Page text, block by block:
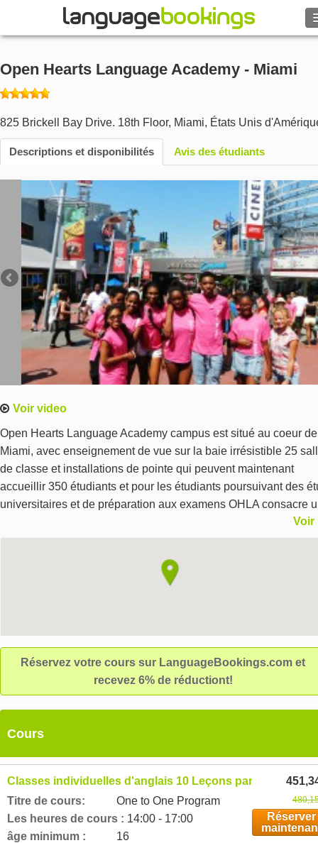
Contactez-nous
PARCOURIR
Se connecter
Aide
Monnaie €
Langue
Open Hearts Language Academy - Miami
825 Brickell Bay Drive. 18th Floor, Miami, États Unis
Descriptions et disponibilités Avis des étudiants
Voir video
Open Hearts Language Academy campus est situé au coeur de
Miami, avec enseignement de vue sur la baie irrésistible 25
de classe et installations de pointe qui peuvent maintenant
accueillir 350 étudiants et pour les étudiants poursuivant des
universitaires et de préparation aux examens OHLA consacre
Graduate Studies Center. OHLA offre de grandes possibilités
plonger dans un contexte de diversité culturelle tout en
l'anglais. OHLA offre un lieu d'apprentissage très propice pour
rendre l'apprentissage expérience vaut ne pas oublier.
Voir
Réservez votre cours sur LanguageBookings.com et
recevez 6% de réductiont!
Cours
Classes individuelles d'anglais 10 Leçons par semaine
Titre de cours:
One to One Program
Les heures de cours : 14:00 - 17:00
âge minimum :
16
Réserver